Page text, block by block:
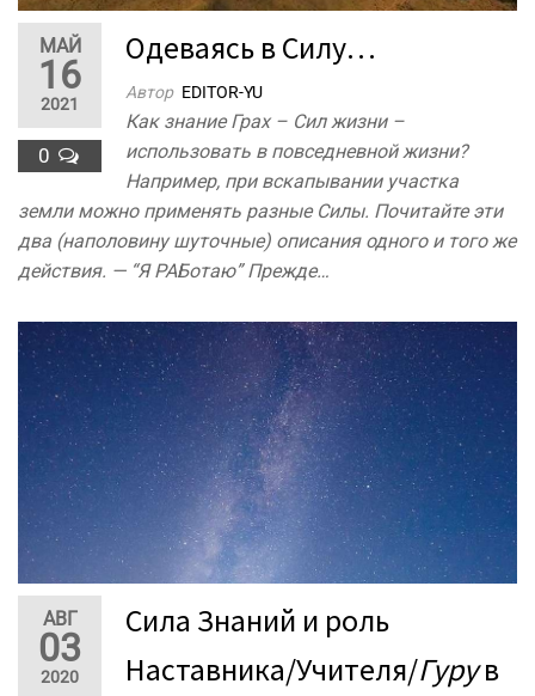
МАЙ
16
2021
0
Одеваясь в Силу…
Автор EDITOR-YU
Как знание Грах – Сил жизни –
использовать в повседневной жизни?
Например, при вскапывании участка
земли можно применять разные Силы. Почитайте эти
два (наполовину шуточные) описания одного и того же
действия. — “Я РАБотаю” Прежде…
АВГ
03
2020
Сила Знаний и роль
Наставника/Учителя/Гурув